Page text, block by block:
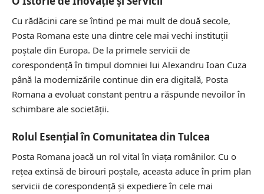
Cu rădăcini care se întind pe mai mult de două secole,
Posta Romana este una dintre cele mai vechi instituții
poștale din Europa. De la primele servicii de
corespondență în timpul domniei lui Alexandru Ioan Cuza
până la modernizările continue din era digitală, Posta
Romana a evoluat constant pentru a răspunde nevoilor în
schimbare ale societății.
Rolul Esențial în Comunitatea din Tulcea
Posta Romana joacă un rol vital în viața românilor. Cu o
rețea extinsă de birouri poștale, aceasta aduce în prim plan
servicii de corespondență și expediere în cele mai